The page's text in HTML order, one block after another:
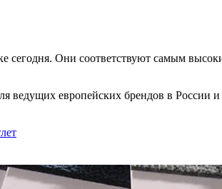
сегодня. Они соответствуют самым
ведущих европейских брендов в России